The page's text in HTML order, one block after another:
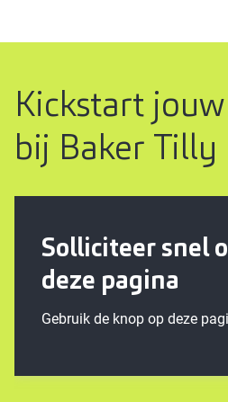
Kickstart
bij Baker Tilly
Solliciteer snel
deze pagina
Gebruik de knop op deze